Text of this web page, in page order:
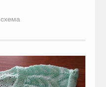
схема